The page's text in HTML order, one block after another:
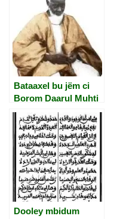
Bataaxel bu jëm ci
Borom Daarul Muhti
(7)
Dooley mbidum